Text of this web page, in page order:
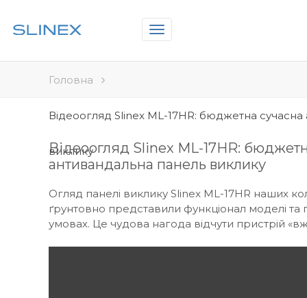
Toggle
navigation
Головна
Відеоогляд Slinex ML-17HR: бюджетна
виклику
Відеоогляд Slinex ML-17HR:
антивандальна панель виклику
Огляд панелі виклику Slinex ML-17HR наших
ґрунтовно представили функціонал моделі та
умовах. Це чудова нагода відчути пристрій